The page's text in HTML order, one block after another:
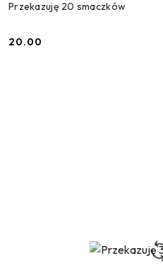
Przekazuję 20 smaczków
Cena:
20.00